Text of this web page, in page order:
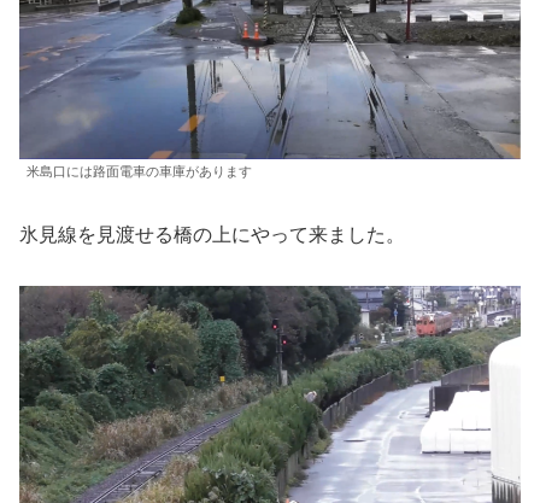
米島口には路面電車の車庫があります
氷見線を見渡せる橋の上にやって来ました。